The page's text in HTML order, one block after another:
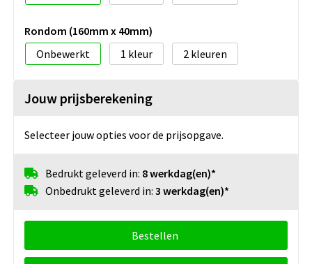
Rondom (160mm x 40mm)
Onbewerkt
1 2
Jouw prijsberekening
Selecteer jouw opties voor de prijsopgave.
Bedrukt geleverd in: 8 werkdag(en)*
Onbedrukt geleverd in: 3 werkdag(en)*
Bestellen